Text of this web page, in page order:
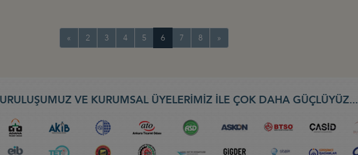
« 2 3 4 5 6 7 8 »
VE KURUMSAL ÜYELERİMİZ İLE ÇOK DAHA GÜÇLÜYÜZ...